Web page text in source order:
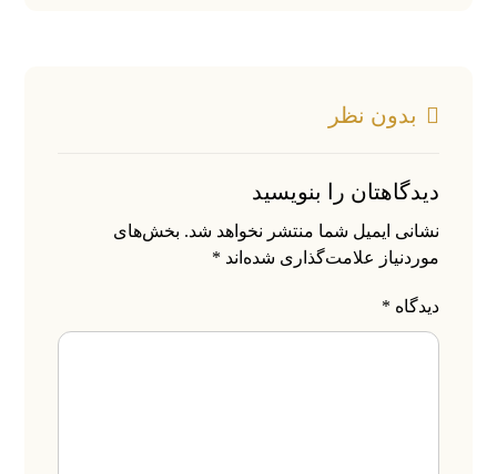
بدون نظر
دیدگاهتان را بنویسید
نشانی ایمیل شما منتشر نخواهد شد. بخش‌های
موردنیاز علامت‌گذاری شده‌اند *
دیدگاه *